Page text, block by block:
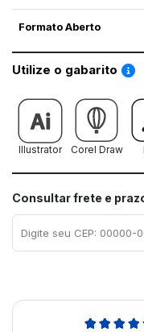
Formato Aberto
Utilize o gabarito
Illustrator Corel Draw
Consultar frete e